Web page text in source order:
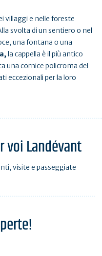
villaggi e nelle foreste
svolta di un sentiero o nel
una fontana o una
la cappella è il più antico
una cornice policroma del
eccezionali per la loro
voi Landévant
visite e passeggiate